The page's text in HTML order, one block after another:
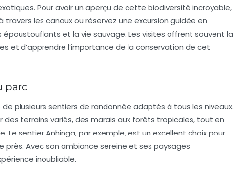
Pour avoir un aperçu de cette biodiversité incroyable,
les canaux ou réservez une excursion guidée en
époustouflants et la vie sauvage. Les visites offrent souvent la
et d’apprendre l’importance de la conservation de cet
parc
plusieurs sentiers de randonnée adaptés à tous les niveaux.
des terrains variés, des marais aux forêts tropicales, tout en
Le sentier Anhinga, par exemple, est un excellent choix pour
près. Avec son ambiance sereine et ses paysages
inoubliable.